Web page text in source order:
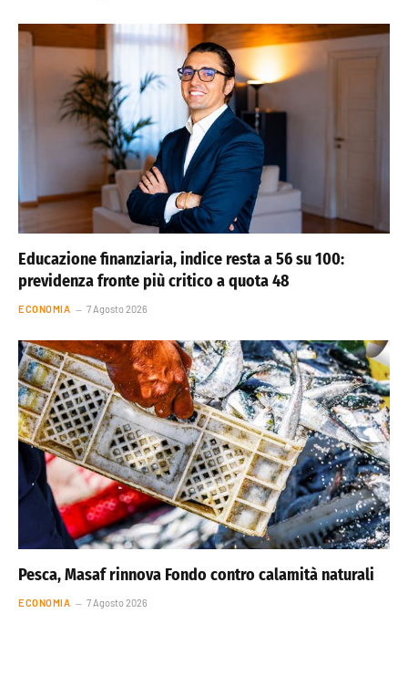
Educazione finanziaria, indice resta a 56 su 100:
previdenza fronte più critico a quota 48
ECONOMIA 7 Agosto 2026
Pesca, Masaf rinnova Fondo contro calamità naturali
ECONOMIA 7 Agosto 2026